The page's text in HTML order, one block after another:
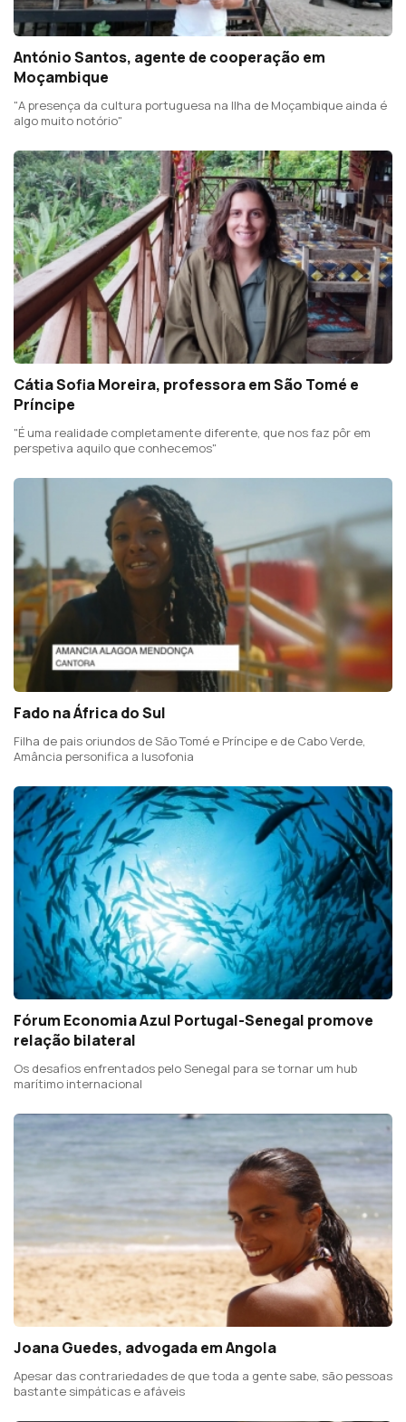
António Santos, agente de cooperação em
Moçambique
"A presença da cultura portuguesa na Ilha de Moçambique ainda é
algo muito notório"
Cátia Sofia Moreira, professora em São Tomé e
Príncipe
"É uma realidade completamente diferente, que nos faz pôr em
perspetiva aquilo que conhecemos"
Fado na África do Sul
Filha de pais oriundos de São Tomé e Príncipe e de Cabo Verde,
Amância personifica a lusofonia
Fórum Economia Azul Portugal-Senegal promove
relação bilateral
Os desafios enfrentados pelo Senegal para se tornar um hub
marítimo internacional
Joana Guedes, advogada em Angola
Apesar das contrariedades de que toda a gente sabe, são pessoas
bastante simpáticas e afáveis